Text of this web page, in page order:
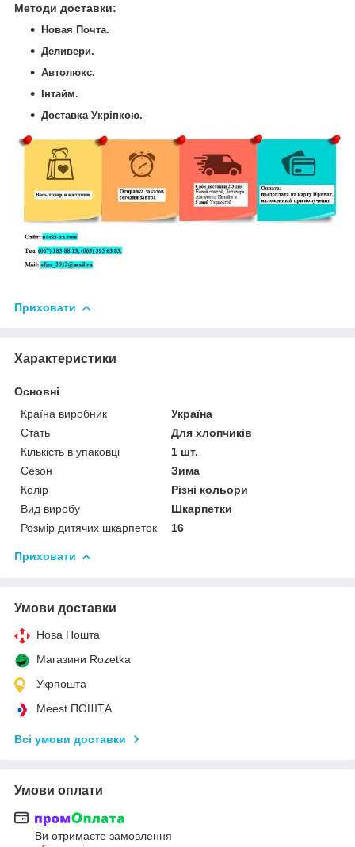
Методи доставки:
Новая Почта.
Деливери.
Автолюкс.
Інтайм.
Доставка Укріпкою.
Приховати
Характеристики
Основні
Країна виробник
Україна
Стать
Для хлопчиків
Кількість в упаковці
1 шт.
Сезон
Зима
Колір
Різні кольори
Вид виробу
Шкарпетки
Розмір дитячих шкарпеток
16
Приховати
Умови доставки
Нова Пошта
Магазини Rozetka
Укрпошта
Meest ПОШТА
Всі умови доставки
Умови оплати
Ви отримаєте замовлення